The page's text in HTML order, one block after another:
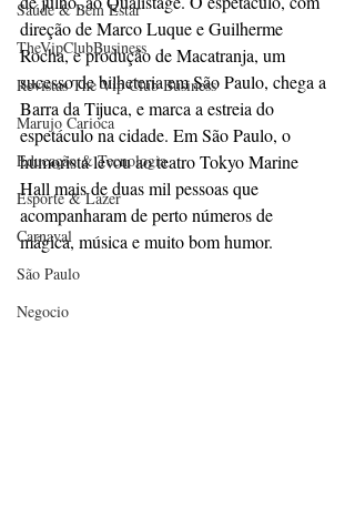
Saúde & Bem Estar
TheVipClubBusiness
Revistas The Vip Club Business
Marujo Carioca
Educação & Tecnologia
Esporte & Lazer
Carnaval
São Paulo
Negocio
direção de Marco Luque e Guilherme
Rocha, e produção de Macatranja, um
sucesso de bilheteria em São Paulo, chega a
Barra da Tijuca, e marca a estreia do
espetáculo na cidade. Em São Paulo, o
humorista levou ao teatro Tokyo Marine
Hall mais de duas mil pessoas que
acompanharam de perto números de
mágica, música e muito bom humor.